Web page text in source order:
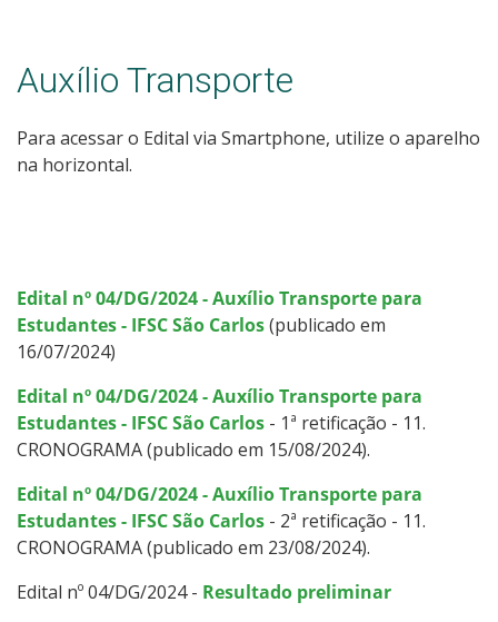
Auxílio Transporte
Para acessar o Edital via Smartphone, utilize o aparelho
na horizontal.
Edital nº 04/DG/2024 - Auxílio Transporte para
Estudantes - IFSC São Carlos(publicado em
16/07/2024)
Edital nº 04/DG/2024 - Auxílio Transporte para
Estudantes - IFSC São Carlos - 1ª retificação - 11.
CRONOGRAMA (publicado em 15/08/2024).
Edital nº 04/DG/2024 - Auxílio Transporte para
Estudantes - IFSC São Carlos - 2ª retificação - 11.
CRONOGRAMA (publicado em 23/08/2024).
Edital nº 04/DG/2024 - Resultado preliminar